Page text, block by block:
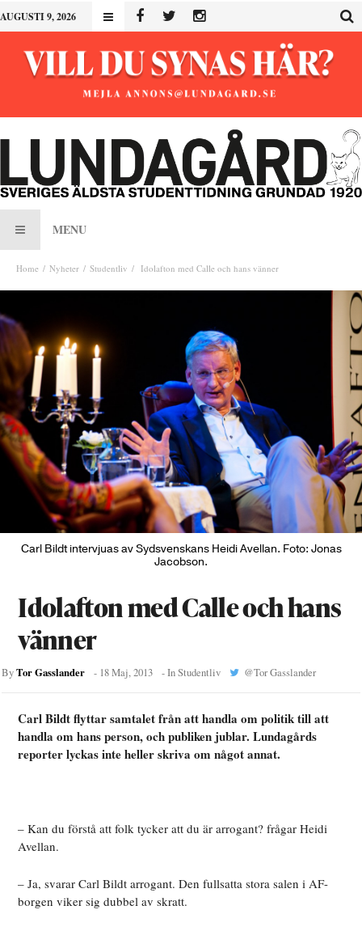
AUGUSTI 9, 2026
MENU
Home Nyheter Studentliv Idolafton med Calle och hans vänner
Carl Bildt intervjuas av Sydsvenskans Heidi Avellan. Foto: Jonas
Jacobson.
Idolafton med Calle och hans
vänner
ByTor Gasslander - 18 Maj, 2013 - InStudentliv @Tor Gasslander
Carl Bildt flyttar samtalet från att handla om politik till att
handla om hans person, och publiken jublar. Lundagårds
reporter lyckas inte heller skriva om något annat.
– Kan du förstå att folk tycker att du är arrogant? frågar Heidi
Avellan.
– Ja, svarar Carl Bildt arrogant. Den fullsatta stora salen i AF-
borgen viker sig dubbel av skratt.